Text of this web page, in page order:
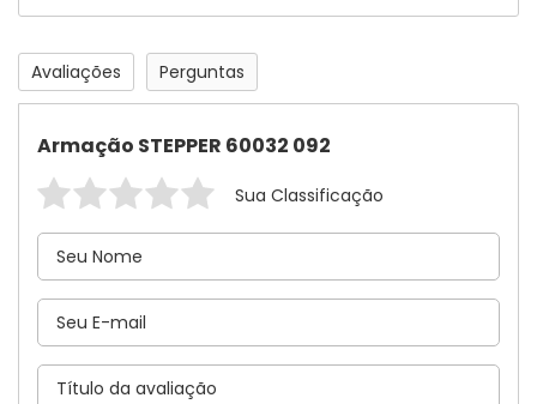
Avaliações Perguntas
Armação STEPPER 60032 092
Sua Classificação